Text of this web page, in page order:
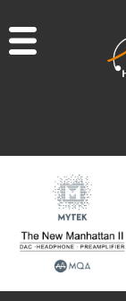
商品一覽
二手專區
視聽專欄